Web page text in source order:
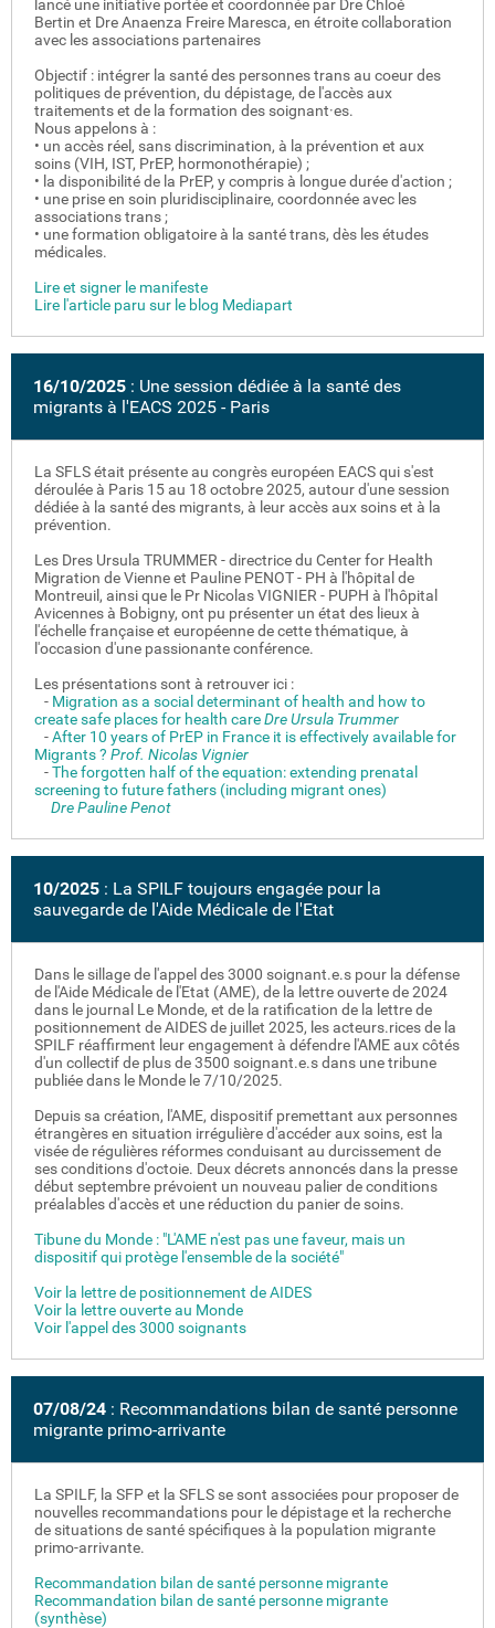
lancé une initiative portée et coordonnée par Dre Chloé
Bertin et Dre Anaenza Freire Maresca, en étroite collaboration
avec les associations partenaires
Objectif : intégrer la santé des personnes trans au coeur des
politiques de prévention, du dépistage, de l'accès aux
traitements et de la formation des soignant·es.
Nous appelons à :
• un accès réel, sans discrimination, à la prévention et aux
soins (VIH, IST, PrEP, hormonothérapie) ;
• la disponibilité de la PrEP, y compris à longue durée d'action ;
• une prise en soin pluridisciplinaire, coordonnée avec les
associations trans ;
• une formation obligatoire à la santé trans, dès les études
médicales.
Lire et signer le manifeste
Lire l'article paru sur le blog Mediapart
16/10/2025 : Une session dédiée à la santé des
migrants à l'EACS 2025 - Paris
La SFLS était présente au congrès européen EACS qui s'est
déroulée à Paris 15 au 18 octobre 2025, autour d'une session
dédiée à la santé des migrants, à leur accès aux soins et à la
prévention.
Les Dres Ursula TRUMMER - directrice du Center for Health
Migration de Vienne et Pauline PENOT - PH à l'hôpital de
Montreuil, ainsi que le Pr Nicolas VIGNIER - PUPH à l'hôpital
Avicennes à Bobigny, ont pu présenter un état des lieux à
l'échelle française et européenne de cette thématique, à
l'occasion d'une passionante conférence.
Les présentations sont à retrouver ici :
- Migration as a social determinant of health and how to
create safe places for health careDre Ursula Trummer
-After 10 years of PrEP in France it is effectively available for
Migrants ? Prof. Nicolas Vignier
-The forgotten half of the equation: extending prenatal
screening to future fathers (including migrant ones)
Dre Pauline Penot
10/2025 : La SPILF toujours engagée pour la
sauvegarde de l'Aide Médicale de l'Etat
Dans le sillage de l'appel des 3000 soignant.e.s pour la défense
de l'Aide Médicale de l'Etat (AME), de la lettre ouverte de 2024
dans le journal Le Monde, et de la ratification de la lettre de
positionnement de AIDES de juillet 2025, les acteurs.rices de la
SPILF réaffirment leur engagement à défendre l'AME aux côtés
d'un collectif de plus de 3500 soignant.e.s dans une tribune
publiée dans le Monde le 7/10/2025.
Depuis sa création, l'AME, dispositif premettant aux personnes
étrangères en situation irrégulière d'accéder aux soins, est la
visée de régulières réformes conduisant au durcissement de
ses conditions d'octoie. Deux décrets annoncés dans la presse
début septembre prévoient un nouveau palier de conditions
préalables d'accès et une réduction du panier de soins.
Tibune du Monde : "L'AME n'est pas une faveur, mais un
dispositif qui protège l'ensemble de la société"
Voir la lettre de positionnement de AIDES
Voir la lettre ouverte au Monde
Voir l'appel des 3000 soignants
07/08/24 : Recommandations bilan de santé personne
migrante primo-arrivante
La SPILF, la SFP et la SFLS se sont associées pour proposer de
nouvelles recommandations pour le dépistage et la recherche
de situations de santé spécifiques à la population migrante
primo-arrivante.
Recommandation bilan de santé personne migrante
Recommandation bilan de santé personne migrante
(synthèse)